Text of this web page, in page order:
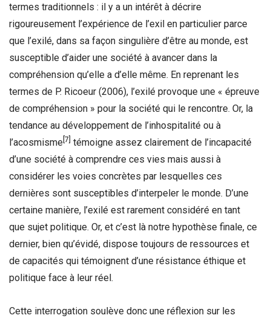
termes traditionnels : il y a un intérêt à décrire
rigoureusement l’expérience de l’exil en particulier parce
que l’exilé, dans sa façon singulière d’être au monde, est
susceptible d’aider une société à avancer dans la
compréhension qu’elle a d’elle même. En reprenant les
termes de P. Ricoeur (2006), l’exilé provoque une « épreuve
de compréhension » pour la société qui le rencontre. Or, la
tendance au développement de l’inhospitalité ou à
l’acosmisme [7] témoigne assez clairement de l’incapacité
d’une société à comprendre ces vies mais aussi à
considérer les voies concrètes par lesquelles ces
dernières sont susceptibles d’interpeler le monde. D’une
certaine manière, l’exilé est rarement considéré en tant
que sujet politique. Or, et c’est là notre hypothèse finale, ce
dernier, bien qu’évidé, dispose toujours de ressources et
de capacités qui témoignent d’une résistance éthique et
politique face à leur réel.
Cette interrogation soulève donc une réflexion sur les